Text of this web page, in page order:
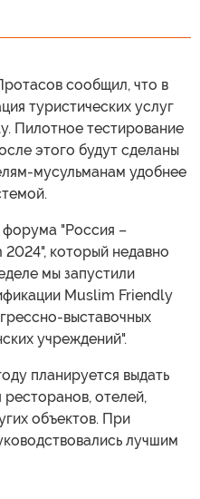
сообщил, что в
туристических услуг
Пилотное тестирование
этого будут сделаны
мусульманам удобнее
форума "Россия –
который недавно
мы запустили
Muslim Friendly
выставочных
учреждений".
планируется выдать
отелей,
объектов. При
лучшим